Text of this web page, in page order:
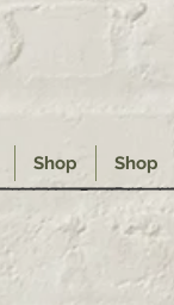
Shop Shop